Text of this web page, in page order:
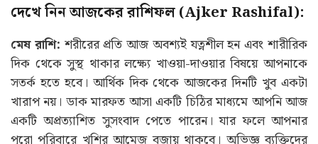
দেখে নিন আজকের রাশিফল (Ajker Rashifal):
মেষ রাশি: শরীরের প্রতি আজ অবশ্যই যত্নশীল হন এবং শারীরিক
দিক থেকে সুস্থ থাকার লক্ষ্যে খাওয়া-দাওয়ার বিষয়ে আপনাকে
সতর্ক হতে হবে। আর্থিক দিক থেকে আজকের দিনটি খুব একটা
খারাপ নয়। ডাক মারফত আসা একটি চিঠির মাধ্যমে আপনি আজ
একটি অপ্রত্যাশিত সুসংবাদ পেতে পারেন। যার ফলে আপনার
পুরো পরিবারে খুশির আমেজ বজায় থাকবে। অভিজ্ঞ ব্যক্তিদের